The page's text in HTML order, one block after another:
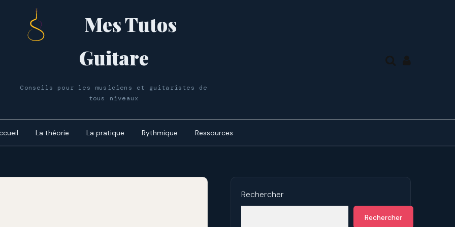
Mes Tutos
Guitare
Conseils pour les musiciens et guitaristes de
tous niveaux
La théorie La pratique Rythmique Ressources
Les accords de 7° en forme de A
Rechercher
Rechercher